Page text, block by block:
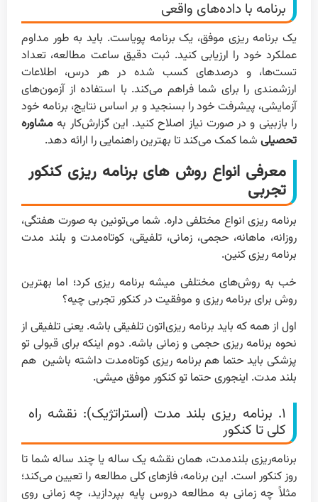
برنامه با داده‌های واقعی
یک برنامه ریزی موفق، یک برنامه پویاست. باید به طور مداوم
عملکرد خود را ارزیابی کنید. ثبت دقیق ساعت مطالعه، تعداد
تست‌ها، و درصدهای کسب شده در هر درس، اطلاعات
ارزشمندی را برای شما فراهم می‌کند. با استفاده از آزمون‌های
آزمایشی، پیشرفت خود را بسنجید و بر اساس نتایج، برنامه خود
را بازبینی و در صورت نیاز اصلاح کنید. این گزارش‌کار به مشاوره
تحصیلی شما کمک می‌کند تا بهترین راهنمایی را ارائه دهد.
معرفی انواع روش های برنامه ریزی کنکور
تجربی
برنامه ریزی انواع مختلفی داره. شما می‌تونین به صورت هفتگی،
روزانه، ماهانه، حجمی، زمانی، تلفیقی، کوتاه‌مدت و بلند مدت
برنامه ریزی کنین.
خب به روش‌های مختلفی میشه برنامه ریزی کرد؛ اما بهترین
روش برای برنامه ریزی و موفقیت در کنکور تجربی چیه؟
اول از همه که باید برنامه ریزی‌اتون تلفیقی باشه. یعنی تلفیقی از
نحوه برنامه ریزی حجمی و زمانی باشه. دوم اینکه برای قبولی تو
پزشکی باید حتما هم برنامه ریزی کوتاه‌مدت داشته باشین هم
بلند مدت. اینجوری حتما تو کنکور موفق میشی.
۱. برنامه ریزی بلند مدت (استراتژیک): نقشه راه
کلی تا کنکور
برنامه‌ریزی بلندمدت، همان نقشه یک ساله یا چند ساله شما تا
روز کنکور است. این برنامه، فازهای کلی مطالعه را تعیین می‌کند؛
مثلاً چه زمانی به مطالعه دروس پایه بپردازید، چه زمانی روی